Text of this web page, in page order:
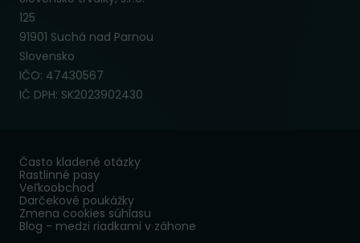
125
91901 Suchá nad Parnou
Slovensko
IČO: 47430567
IČ DPH: SK2023902430
Často kladené otázky
Rastlinné pasy
Veľkoobchod
Darčekové poukážky
Zmena cookies súhlasu
Blog - medzi riadkami v záhone